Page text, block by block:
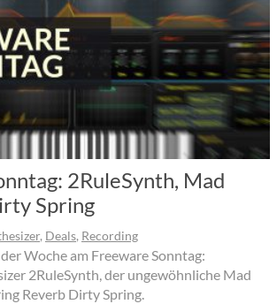
2RuleSynth, Mad
Spring
, Deals, Recording
Woche am Freeware Sonntag:
2RuleSynth, der ungewöhnliche Mad
Reverb Dirty Spring.